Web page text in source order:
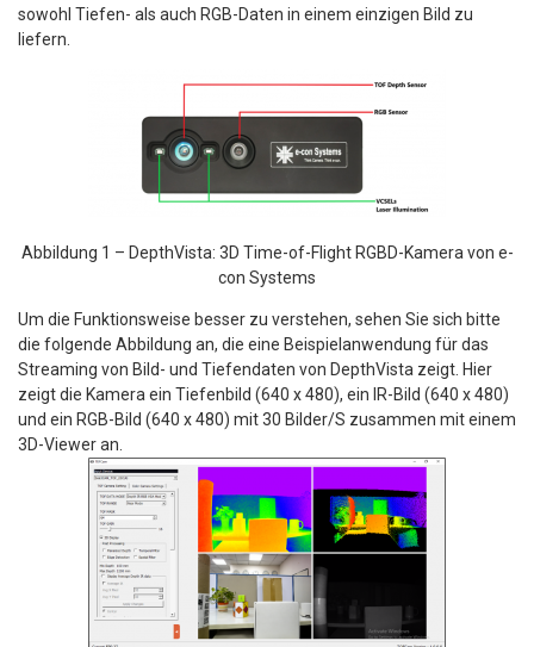
sowohl Tiefen- als auch RGB-Daten in einem einzigen Bild zu
liefern.
Abbildung 1 – DepthVista: 3D Time-of-Flight RGBD-Kamera von e-
con Systems
Um die Funktionsweise besser zu verstehen, sehen Sie sich bitte
die folgende Abbildung an, die eine Beispielanwendung für das
Streaming von Bild- und Tiefendaten von DepthVista zeigt. Hier
zeigt die Kamera ein Tiefenbild (640 x 480), ein IR-Bild (640 x 480)
und ein RGB-Bild (640 x 480) mit 30 Bilder/S zusammen mit einem
3D-Viewer an.